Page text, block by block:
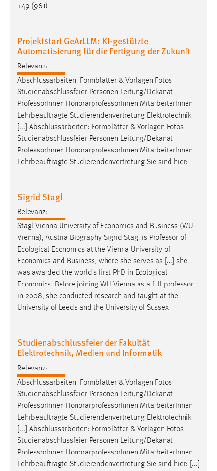
+49 (961)
Projektstart GeArLLM: KI-gestützte
Automatisierung für die Fertigung der Zukunft
Relevanz:
Abschlussarbeiten: Formblätter & Vorlagen Fotos
Studienabschlussfeier Personen Leitung/Dekanat
Professor Innen HonorarprofessorInnen MitarbeiterInnen
Lehrbeauftragte Studierendenvertretung Elektrotechnik
[...] Abschlussarbeiten: Formblätter & Vorlagen Fotos
Studienabschlussfeier Personen Leitung/Dekanat
Professor Innen HonorarprofessorInnen MitarbeiterInnen
Lehrbeauftragte Studierendenvertretung Sie sind hier:
Sigrid Stagl
Relevanz:
Stagl Vienna University of Economics and Business (WU
Vienna), Austria Biography Sigrid Stagl is Professor of
Ecological Economics at the Vienna University of
Economics and Business, where she serves as [...] she
was awarded the world’s first PhD in Ecological
Economics. Before joining WU Vienna as a full professor
in 2008, she conducted research and taught at the
University of Leeds and the University of Sussex
Studienabschlussfeier der Fakultät
Elektrotechnik, Medien und Informatik
Relevanz:
Abschlussarbeiten: Formblätter & Vorlagen Fotos
Studienabschlussfeier Personen Leitung/Dekanat
Professor Innen HonorarprofessorInnen MitarbeiterInnen
Lehrbeauftragte Studierendenvertretung Elektrotechnik
[...] Abschlussarbeiten: Formblätter & Vorlagen Fotos
Studienabschlussfeier Personen Leitung/Dekanat
Professor Innen HonorarprofessorInnen MitarbeiterInnen
Lehrbeauftragte Studierendenvertretung Sie sind hier: [...]